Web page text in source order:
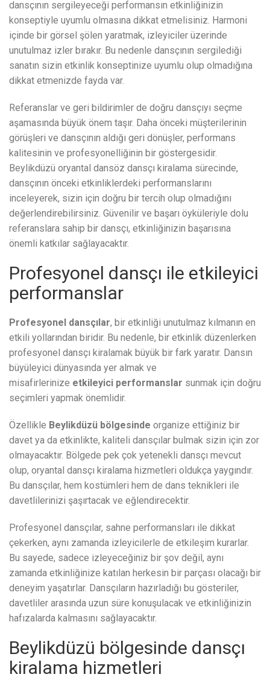
dansçının sergileyeceği performansın etkinliğinizin
konseptiyle uyumlu olmasına dikkat etmelisiniz. Harmoni
içinde bir görsel şölen yaratmak, izleyiciler üzerinde
unutulmaz izler bırakır. Bu nedenle dansçının sergilediği
sanatın sizin etkinlik konseptinize uyumlu olup olmadığına
dikkat etmenizde fayda var.
Referanslar ve geri bildirimler de doğru dansçıyı seçme
aşamasında büyük önem taşır. Daha önceki müşterilerinin
görüşleri ve dansçının aldığı geri dönüşler, performans
kalitesinin ve profesyonelliğinin bir göstergesidir.
Beylikdüzü oryantal dansöz dansçı kiralama sürecinde,
dansçının önceki etkinliklerdeki performanslarını
inceleyerek, sizin için doğru bir tercih olup olmadığını
değerlendirebilirsiniz. Güvenilir ve başarı öyküleriyle dolu
referanslara sahip bir dansçı, etkinliğinizin başarısına
önemli katkılar sağlayacaktır.
Profesyonel dansçı ile etkileyici
performanslar
Profesyonel dansçılar, bir etkinliği unutulmaz kılmanın en
etkili yollarından biridir. Bu nedenle, bir etkinlik düzenlerken
profesyonel dansçı kiralamak büyük bir fark yaratır. Dansın
büyüleyici dünyasında yer almak ve
misafirlerinize etkileyici performanslar sunmak için doğru
seçimleri yapmak önemlidir.
Özellikle Beylikdüzü bölgesinde organize ettiğiniz bir
davet ya da etkinlikte, kaliteli dansçılar bulmak sizin için zor
olmayacaktır. Bölgede pek çok yetenekli dansçı mevcut
olup, oryantal dansçı kiralama hizmetleri oldukça yaygındır.
Bu dansçılar, hem kostümleri hem de dans teknikleri ile
davetlilerinizi şaşırtacak ve eğlendirecektir.
Profesyonel dansçılar, sahne performansları ile dikkat
çekerken, aynı zamanda izleyicilerle de etkileşim kurarlar.
Bu sayede, sadece izleyeceğiniz bir şov değil, aynı
zamanda etkinliğinize katılan herkesin bir parçası olacağı bir
deneyim yaşatırlar. Dansçıların hazırladığı bu gösteriler,
davetliler arasında uzun süre konuşulacak ve etkinliğinizin
hafızalarda kalmasını sağlayacaktır.
Beylikdüzü bölgesinde dansçı
kiralama hizmetleri